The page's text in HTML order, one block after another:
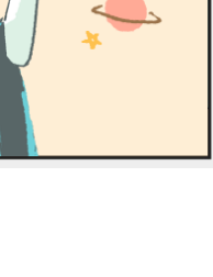
選才與高中育才輔助系統